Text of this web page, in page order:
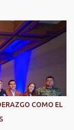
y tratamiento
mayores de 60
y
adultos mayores
nuestro respeto,
impulsamos
esta etapa con
las y los
COMO EL